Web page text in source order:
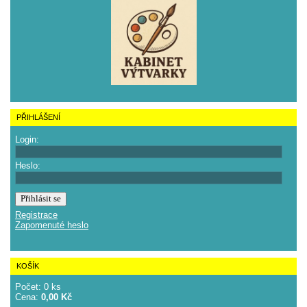
PŘIHLÁŠENÍ
Login:
Heslo:
Registrace
Zapomenuté heslo
KOŠÍK
Počet: 0 ks
Cena: 0,00 Kč